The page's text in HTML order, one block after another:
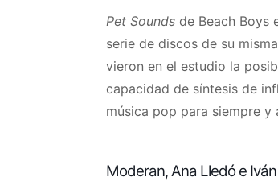
Pet Sounds de Beach Boys
serie de discos de su
vieron en el estudio la
capacidad de síntesis de
música pop para siempre
Moderan, Ana Lledó e